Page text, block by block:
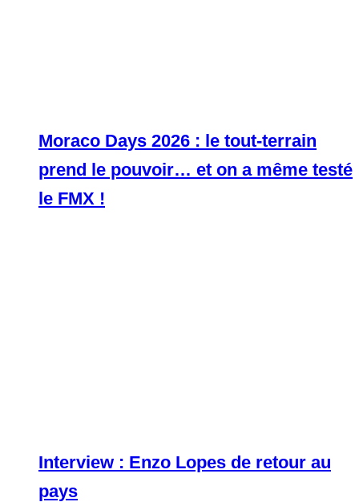
Moraco Days 2026 : le tout-terrain
prend le pouvoir… et on a même testé
le FMX !
Interview : Enzo Lopes de retour au
pays